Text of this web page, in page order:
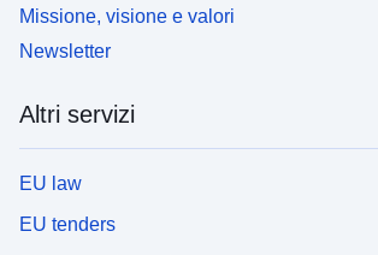
Missione, visione e valori
Newsletter
Altri servizi
EU law
EU tenders